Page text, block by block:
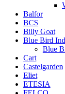
Balfor
BCS
Billy Goat
Blue Bird
Blue
Cart
Castelgarden
Eliet
ETESIA